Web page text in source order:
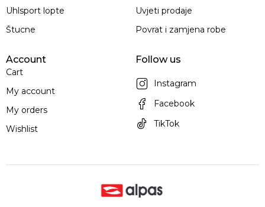
Uhlsport lopte
Štucne
Uvjeti prodaje
Povrat i zamjena robe
Account
Cart
My account
My orders
Wishlist
Follow us
Instagram
Facebook
TikTok